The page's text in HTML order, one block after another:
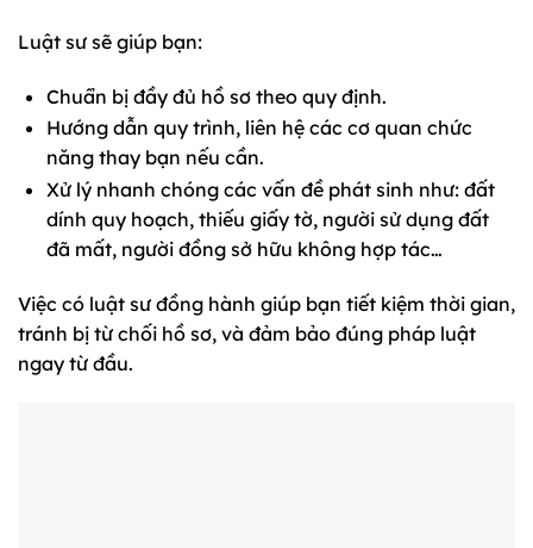
Luật sư sẽ giúp bạn:
Chuẩn bị đầy đủ hồ sơ theo quy định.
Hướng dẫn quy trình, liên hệ các cơ quan chức
năng thay bạn nếu cần.
Xử lý nhanh chóng các vấn đề phát sinh như: đất
dính quy hoạch, thiếu giấy tờ, người sử dụng đất
đã mất, người đồng sở hữu không hợp tác…
Việc có luật sư đồng hành giúp bạn tiết kiệm thời gian,
tránh bị từ chối hồ sơ, và đảm bảo đúng pháp luật
ngay từ đầu.